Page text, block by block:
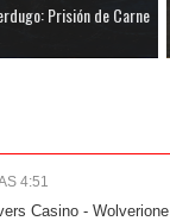
Prisión de Carne
4:51
Casino - Wolverione